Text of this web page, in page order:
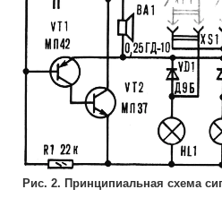
Рис. 2. Принципиальная схема